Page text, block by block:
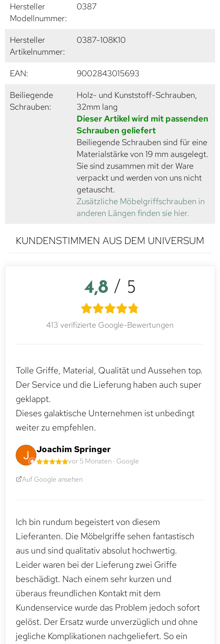
Hersteller
Modellnummer:
0387
Hersteller
Artikelnummer:
0387-108K10
EAN:
9002843015693
Beiliegende
Schrauben:
Holz- und Kunststoff-Schrauben,
32mm lang
Dieser Artikel wird mit passenden
Schrauben geliefert
Beiliegende Schrauben sind für eine
Materialstärke von 19 mm ausgelegt.
Sie sind zusammen mit der Ware
verpackt und werden von uns nicht
getauscht.
Zusätzliche Möbelgriffschrauben in
anderen Längen finden sie hier.
KUNDENSTIMMEN AUS DEM UNIVERSUM
4,8 / 5
413 verifizierte Google-Bewertungen
Tolle Griffe, Material, Qualität und Aussehen top.
Der Service und die Lieferung haben auch super
geklappt.
Dieses galaktische Unternehmen ist unbedingt
weiter zu empfehlen.
Joachim Springer
vor 5 Monaten · Google
Auf Google ansehen
Ich bin rundum begeistert von diesem
Lieferanten. Die Möbelgriffe sehen fantastisch
aus und sind qualitativ absolut hochwertig.
Leider waren bei der Lieferung zwei Griffe
beschädigt. Nach einem sehr kurzen und
überaus freundlichen Kontakt mit dem
Kundenservice wurde das Problem jedoch sofort
gelöst. Der Ersatz wurde unverzüglich und ohne
jegliche Komplikationen nachgeliefert. So ein